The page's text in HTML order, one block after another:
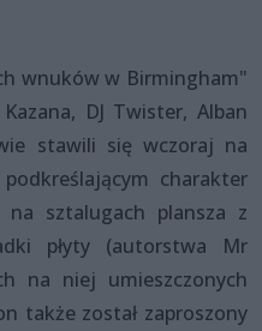
wnuków w Birmingham"
DJ Twister, Alban
stawili się wczoraj na
charakter
na sztalugach plansza z
płyty (autorstwa Mr
na niej umieszczonych
także został zaproszony